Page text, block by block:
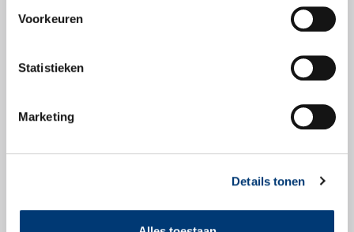
Voorkeuren
Statistieken
Marketing
Details tonen
Check snel of dit